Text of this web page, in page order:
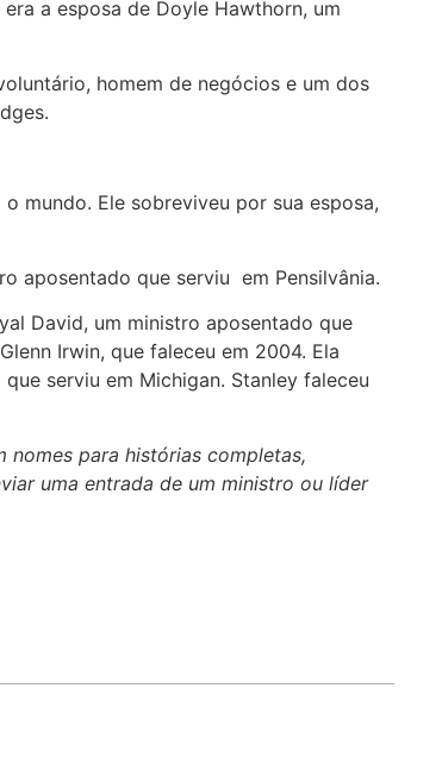
a esposa de Doyle Hawthorn, um
homem de negócios e um dos
mundo. Ele sobreviveu por sua esposa,
aposentado que serviu em Pensilvânia.
David, um ministro aposentado que
Irwin, que faleceu em 2004. Ela
serviu em Michigan. Stanley faleceu
nomes para histórias completas,
uma entrada de um ministro ou líder